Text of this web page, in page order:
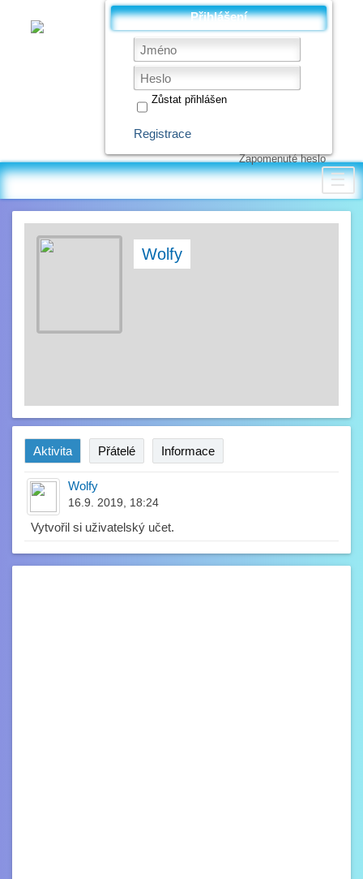
Přihlášení
Zůstat přihlášen
Registrace
Zapomenuté heslo
☰
Wolfy
Aktivita Přátelé Informace
Wolfy
16.9. 2019, 18:24
Vytvořil si uživatelský učet.